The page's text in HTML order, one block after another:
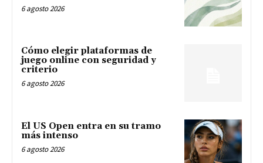
6 agosto 2026
Cómo elegir plataformas de
juego online con seguridad y
criterio
6 agosto 2026
El US Open entra en su tramo
más intenso
6 agosto 2026